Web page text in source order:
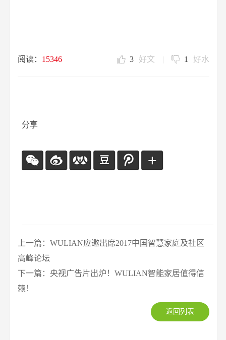
阅读： 15346 3 好文 | 1 好水
分享
上一篇：WULIAN应邀出席2017中国智慧家庭及社区
高峰论坛
下一篇：央视广告片出炉！WULIAN智能家居值得信
赖！
返回列表